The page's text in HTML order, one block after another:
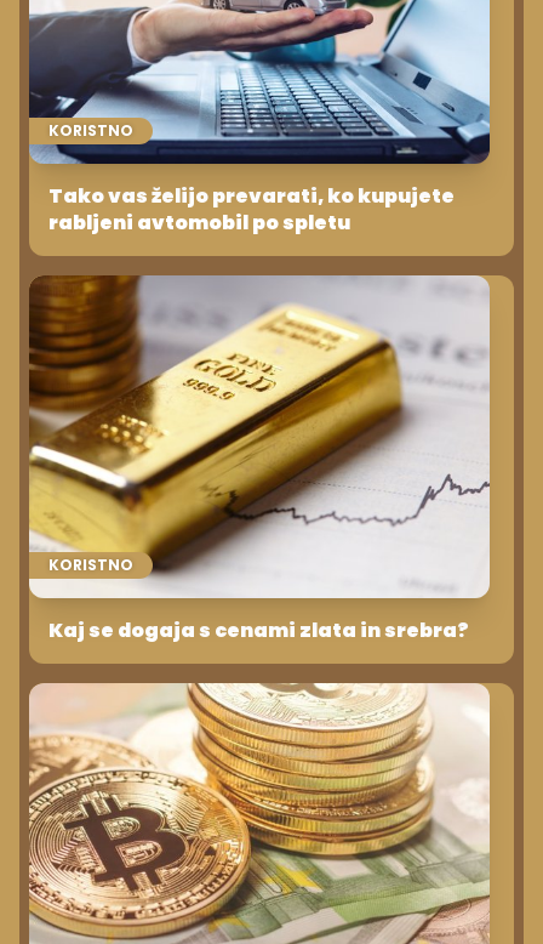
KORISTNO
Tako vas želijo prevarati, ko kupujete
rabljeni avtomobil po spletu
KORISTNO
Kaj se dogaja s cenami zlata in srebra?